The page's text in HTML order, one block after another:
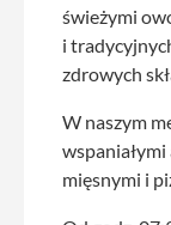
świeżymi
i
zdrowych
W naszym
mięsnymi i